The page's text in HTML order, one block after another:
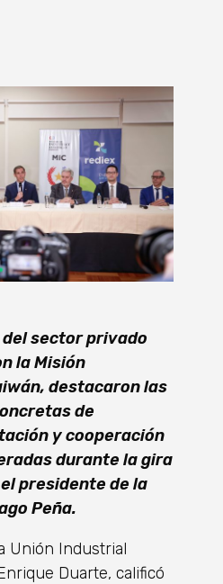
sector privado
la Misión
destacaron las
de
y cooperación
durante la gira
presidente de la
Peña.
Unión Industrial
Duarte, calificó